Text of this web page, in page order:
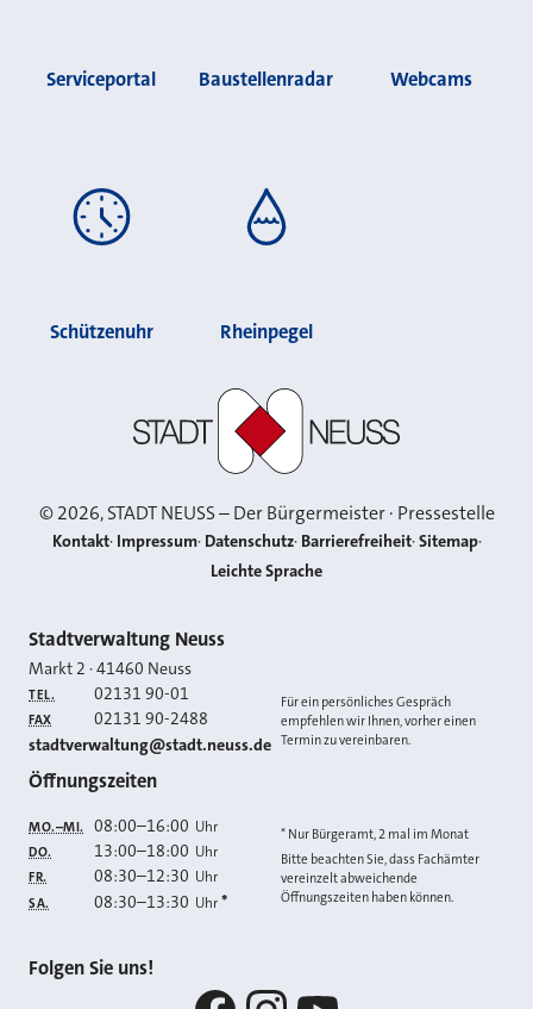
Serviceportal Baustellenradar Webcams
Schützenuhr Rheinpegel
©2026, STADT NEUSS – Der Bürgermeister · Pressestelle
Kontakt Impressum Datenschutz Barrierefreiheit Sitemap
Leichte Sprache
Kontakt
Stadtverwaltung Neuss
Markt 2 ·41460 Neuss
TEL. 02131 90-01
FAX 02131 90-2488
E-MAIL
stadtverwaltung@stadt.neuss.de
Für ein persönliches Gespräch
empfehlen wir Ihnen, vorher einen
Termin zu vereinbaren.
Öffnungszeiten
MO.–MI. 08:00–16:00 Uhr
DO. 13:00–18:00 Uhr
FR. 08:30–12:30 Uhr
SA. 08:30–13:30 Uhr *
* Nur Bürgeramt, 2 mal im Monat
Bitte beachten Sie, dass Fachämter
vereinzelt abweichende
Öffnungszeiten haben können.
Folgen Sie uns!